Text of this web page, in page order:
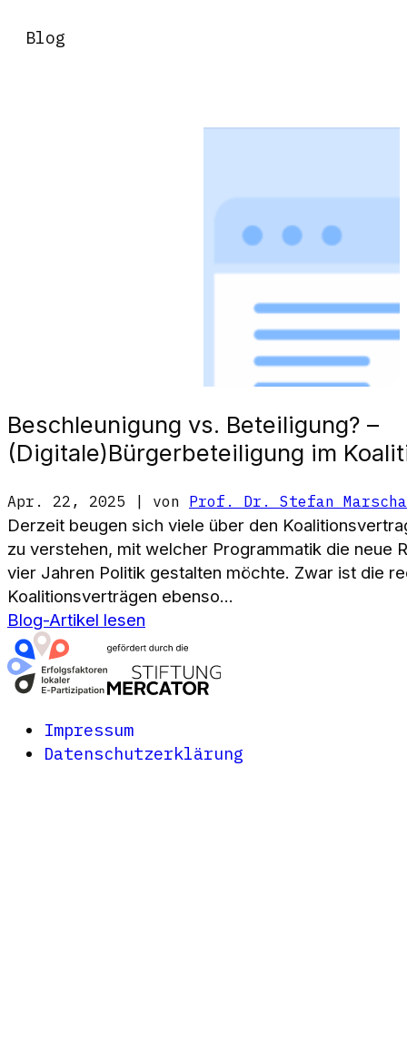
Blog
Beschleunigung vs. Beteiligung? –
(Digitale)Bürgerbeteiligung im
Apr. 22, 2025 | von Prof. Dr. Stefan
Derzeit beugen sich viele über den
zu verstehen, mit welcher Programmatik die neue
vier Jahren Politik gestalten möchte. Zwar ist die
Koalitionsverträgen ebenso...
Blog-Artikel lesen
Impressum
Datenschutzerklärung